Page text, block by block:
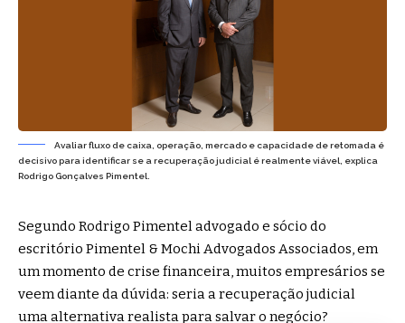
Avaliar fluxo de caixa, operação, mercado e capacidade de retomada é
decisivo para identificar se a recuperação judicial é realmente viável, explica
Rodrigo Gonçalves Pimentel.
Segundo Rodrigo Pimentel advogado e sócio do
escritório Pimentel & Mochi Advogados Associados, em
um momento de crise financeira, muitos empresários se
veem diante da dúvida: seria a recuperação judicial
uma alternativa realista para salvar o negócio?